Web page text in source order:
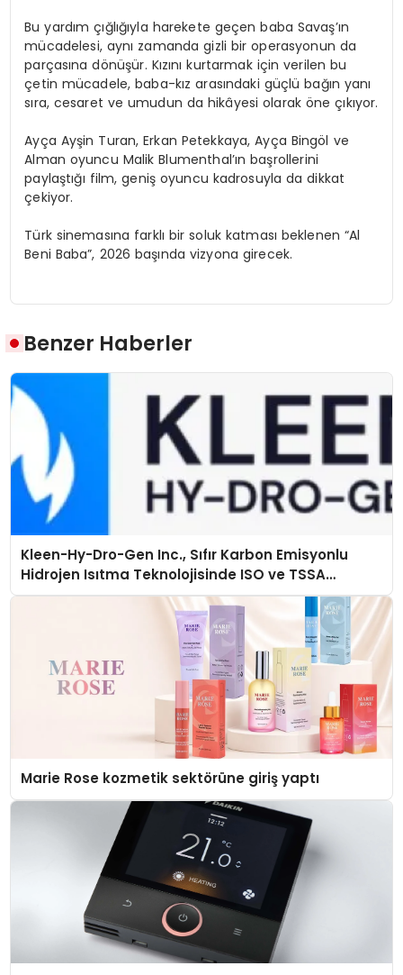
Bu yardım çığlığıyla harekete geçen baba Savaş’ın
mücadelesi, aynı zamanda gizli bir operasyonun da
parçasına dönüşür. Kızını kurtarmak için verilen bu
çetin mücadele, baba-kız arasındaki güçlü bağın yanı
sıra, cesaret ve umudun da hikâyesi olarak öne çıkıyor.
Ayça Ayşin Turan, Erkan Petekkaya, Ayça Bingöl ve
Alman oyuncu Malik Blumenthal’ın başrollerini
paylaştığı film, geniş oyuncu kadrosuyla da dikkat
çekiyor.
Türk sinemasına farklı bir soluk katması beklenen “Al
Beni Baba”, 2026 başında vizyona girecek.
Benzer Haberler
Kleen-Hy-Dro-Gen Inc., Sıfır Karbon Emisyonlu
Hidrojen Isıtma Teknolojisinde ISO ve TSSA
Düzenleyici Onaylarını Aldı
Marie Rose kozmetik sektörüne giriş yaptı